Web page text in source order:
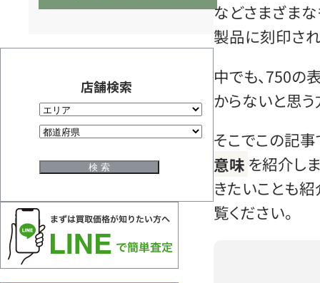
店舗検索
などさまざま
製品に刻印さ
中でも、750の
からないと思う
そこでこの記事
意味 を紹介し
きたいことも
覧ください。